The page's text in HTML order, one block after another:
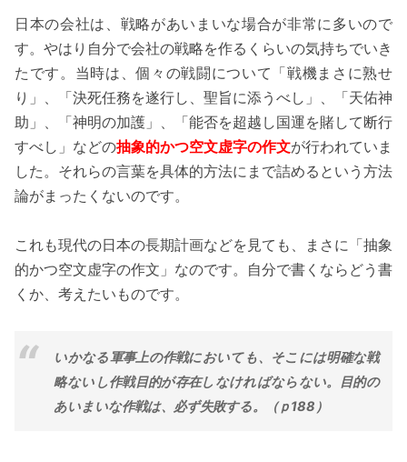
日本の会社は、戦略があいまいな場合が非常に多いので
す。やはり自分で会社の戦略を作るくらいの気持ちでいき
たです。当時は、個々の戦闘について「戦機まさに熟せ
り」、「決死任務を遂行し、聖旨に添うべし」、「天佑神
助」、「神明の加護」、「能否を超越し国運を賭して断行
すべし」などの抽象的かつ空文虚字の作文が行われていま
した。それらの言葉を具体的方法にまで詰めるという方法
論がまったくないのです。
これも現代の日本の長期計画などを見ても、まさに「抽象
的かつ空文虚字の作文」なのです。自分で書くならどう書
くか、考えたいものです。
いかなる軍事上の作戦においても、そこには明確な戦
略ないし作戦目的が存在しなければならない。目的の
あいまいな作戦は、必ず失敗する。（ｐ188）